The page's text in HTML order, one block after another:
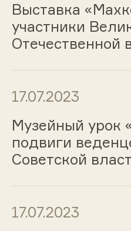
Выставка
участники
Отечественной
17.07.2023
Музейный урок
подвиги
Советской
17.07.2023